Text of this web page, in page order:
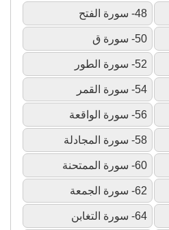
48- سورة الفتح
50- سورة ق
52- سورة الطور
54- سورة القمر
56- سورة الواقعة
58- سورة المجادلة
60- سورة الممتحنة
62- سورة الجمعة
64- سورة التغابن